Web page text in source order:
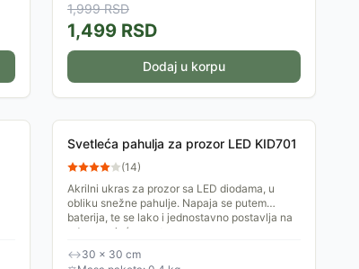
1,999RSD
1,499 RSD
Dodaj u korpu
Svetleća pahulja za prozor LED KID701
(14)
Akrilni ukras za prozor sa LED diodama, u
obliku snežne pahulje. Napaja se putem
baterija, te se lako i jednostavno postavlja na
odgovarajuće mesto.
↔30 × 30 cm